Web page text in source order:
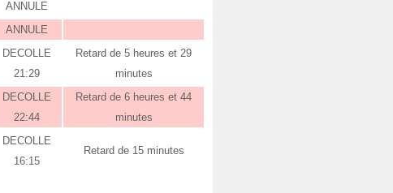
ANNULE
ANNULE
DECOLLE
21:29
Retard de 5 heures et 29
minutes
DECOLLE
22:44
Retard de 6 heures et 44
minutes
DECOLLE
16:15
Retard de 15 minutes